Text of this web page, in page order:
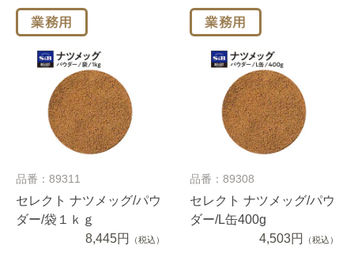
品番：89311
セレクト ナツメッグ/パウ
ダー/袋１ｋｇ
8,445円
（税込）
品番：89308
セレクト ナツメッグ/パウ
ダー/L缶400g
4,503円
（税込）